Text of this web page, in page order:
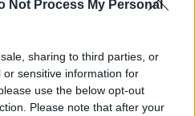
Not Process My Personal
sharing to third parties, or
sensitive information for
use the below opt-out
Please note that after your